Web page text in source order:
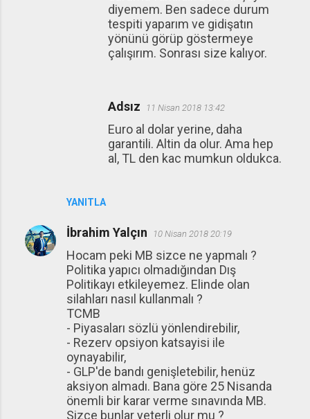
YANITLA
diyemem. Ben sadece durum
tespiti yaparım ve gidişatın
yönünü görüp göstermeye
çalışırım. Sonrası size kalıyor.
Adsız 11 Nisan 2018 13:42
Euro al dolar yerine, daha
garantili. Altin da olur. Ama hep
al, TL den kac mumkun oldukca.
İbrahim Yalçın 10 Nisan 2018 20:19
Hocam peki MB sizce ne yapmalı ?
Politika yapıcı olmadığından Dış
Politikayı etkileyemez. Elinde olan
silahları nasıl kullanmalı ?
TCMB
- Piyasaları sözlü yönlendirebilir,
- Rezerv opsiyon katsayisi ile
oynayabilir,
- GLP'de bandı genişletebilir, henüz
aksiyon almadı. Bana göre 25 Nisanda
önemli bir karar verme sınavında MB.
Sizce bunlar yeterli olur mu ?